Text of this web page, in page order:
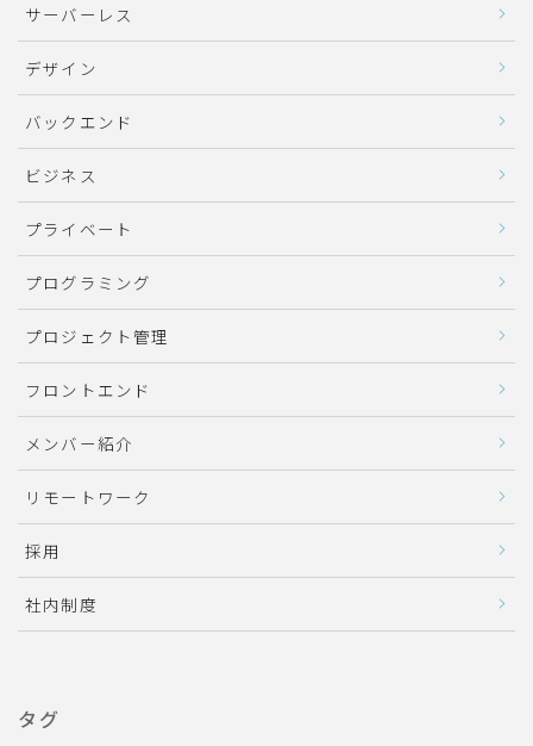
サーバーレス
デザイン
バックエンド
ビジネス
プライベート
プログラミング
プロジェクト管理
フロントエンド
メンバー紹介
リモートワーク
採用
社内制度
タグ